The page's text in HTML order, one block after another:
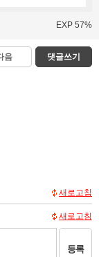
EXP 57%
음 댓글쓰기
새로고침
새로고침
등록